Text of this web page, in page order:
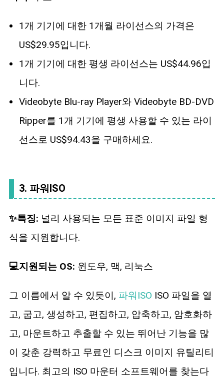
1개 기기에 대한 1개월 라이선스의 가격은
US$29.95입니다.
1개 기기에 대한 평생 라이선스는 US$44.96입
니다.
Videobyte Blu-ray Player와 Videobyte BD-DVD
Ripper를 1개 기기에 평생 사용할 수 있는 라이
선스로 US$94.43을 구매하세요.
3. 파워ISO
✨특징: 널리 사용되는 모든 표준 이미지 파일 형
식을 지원합니다.
💻지원되는 OS: 윈도우, 맥, 리눅스
그 이름에서 알 수 있듯이, 파워ISO ISO 파일을 열
고, 굽고, 생성하고, 편집하고, 압축하고, 암호화하
고, 마운트하고 추출할 수 있는 뛰어난 기능을 많
이 갖춘 강력하고 무료인 디스크 이미지 유틸리티
입니다. 최고의 ISO 마운터 소프트웨어를 찾는다